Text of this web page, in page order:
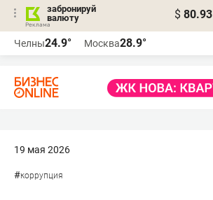
забронируй
валюту
$ 80.93
Челны24.9° Москва28.9°
19 мая 2026
#коррупция